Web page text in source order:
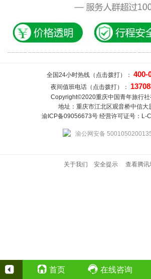
全国24小时热线（点击拨打）： 400-
夜间值班电话（点击拨打）：
Copyright©2020重庆中国青年旅行社
地址：重庆市江北区观音桥中信大
渝ICP备09056673号 经营许可证号：L-
渝公网安备
关于我们 安全提示 查看腾讯
首页 在线咨询